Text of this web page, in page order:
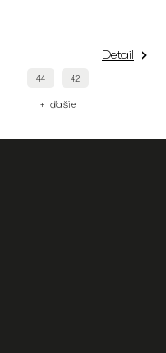
Detail
44 42
+ ďalšie